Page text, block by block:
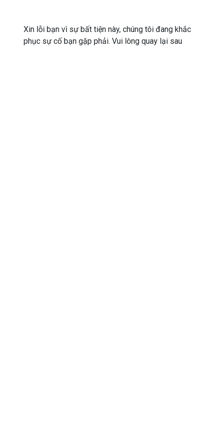
Xin lỗi bạn vì sự bất tiện này, chúng tôi đang khắc
phục sự cố bạn gặp phải. Vui lòng quay lại sau